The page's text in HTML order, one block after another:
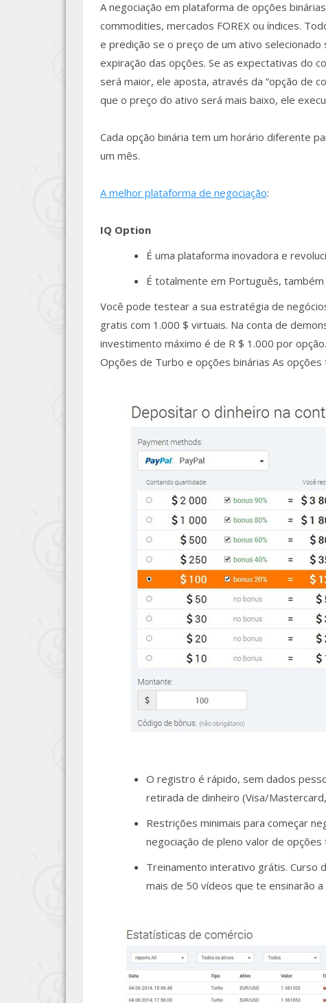
A negociação em plataforma de opções
commodities, mercados FOREX ou índices.
e predição se o preço de um ativo
expiração das opções. Se as expectativas do
será maior, ele aposta, através da “opção de
que o preço do ativo será mais baixo, ele
Cada opção binária tem um horário diferente
um mês.
A melhor plataforma de negociação:
IQ Option
É uma plataforma inovadora e
É totalmente em Português, também
Você pode testear a sua estratégia de
gratis com 1.000 $ virtuais. Na conta de
investimento máximo é de R $ 1.000 por
Opções de Turbo e opções binárias As
O registro é rápido, sem dados
retirada de dinheiro (Visa/
Restrições minimais para começar
negociação de pleno valor de
Treinamento interativo grátis. Curso
mais de 50 vídeos que te ensinarão